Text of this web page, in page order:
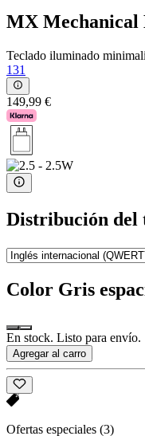
MX
Teclado iluminado
131
149,99 €
Distribución del
Color Gris
En stock. Listo para envío.
Agregar al carro
Ofertas especiales (3)